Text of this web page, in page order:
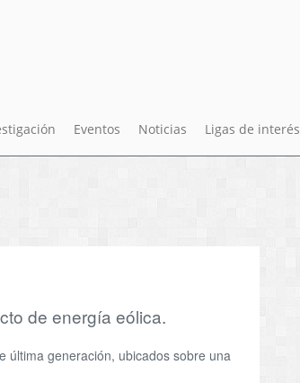
Eventos Noticias Ligas de interés
de energía eólica.
última generación, ubicados sobre una